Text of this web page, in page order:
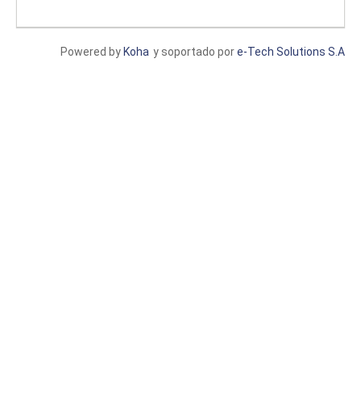
y soportado pore-Tech Solutions S.A
Powered by Koha